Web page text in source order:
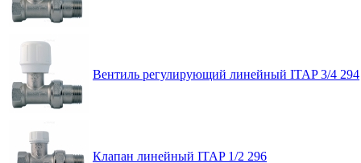
Вентиль регулирующий линейный ITAP 3/4 294
Клапан линейный ITAP 1/2 296